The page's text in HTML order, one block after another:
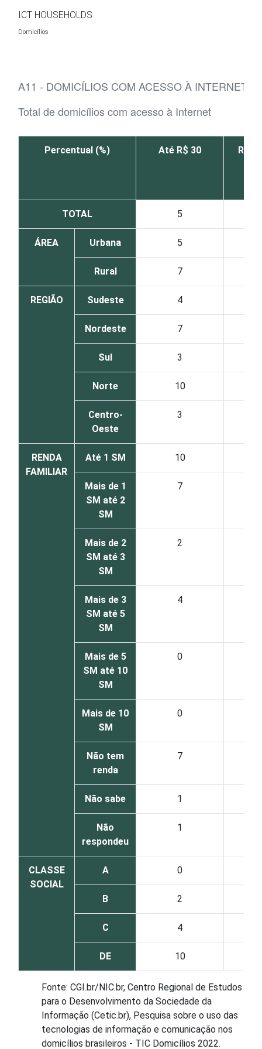
ICT HOUSEHOLDS
Domicílios
A11 - DOMICÍLIOS COM ACESSO À INTERNET,
Total de domicílios com acesso à Internet
Percentual (%) Até R$ 30 R$
TOTAL 5
ÁREA Urbana 5
Rural 7
REGIÃO Sudeste 4
Nordeste 7
Sul 3
Norte 10
Centro-
Oeste
3
RENDA
FAMILIAR
Até 1 SM 10
Mais de 1
SM até 2
SM
7
Mais de 2
SM até 3
SM
2
Mais de 3
SM até 5
SM
4
Mais de 5
SM até 10
SM
0
Mais de 10
SM
0
Não tem
renda
7
Não sabe 1
Não
respondeu
1
CLASSE
SOCIAL
A 0
B 2
C 4
DE 10
Fonte: CGI.br/NIC.br, Centro Regional de Estudos
para o Desenvolvimento da Sociedade da
Informação (Cetic.br), Pesquisa sobre o uso das
tecnologias de informação e comunicação nos
domicílios brasileiros - TIC Domicílios 2022.